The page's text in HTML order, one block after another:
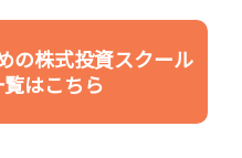
の株式投資スクール
はこちら